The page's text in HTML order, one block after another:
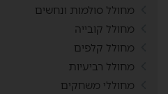
מחולל סולמות ונחשים
מחולל קובייה
מחולל קלפים
מחולל רביעיות
מחוללי משחקים